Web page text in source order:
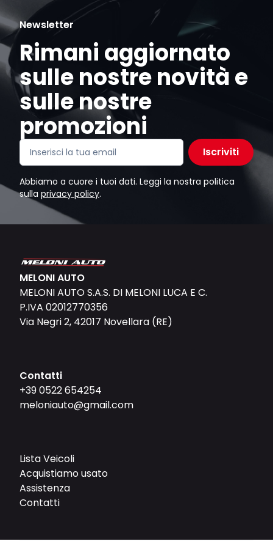
Newsletter
Rimani aggiornato
sulle nostre novità e
sulle nostre
promozioni
Iscriviti
Abbiamo a cuore i tuoi dati. Leggi la nostra politica
sulla privacy policy.
MELONI AUTO
MELONI AUTO S.A.S. DI MELONI LUCA E C.
P.IVA 02012770356
Via Negri 2, 42017 Novellara (RE)
Contatti
+39 0522 654254
meloniauto@gmail.com
Lista Veicoli
Acquistiamo usato
Assistenza
Contatti